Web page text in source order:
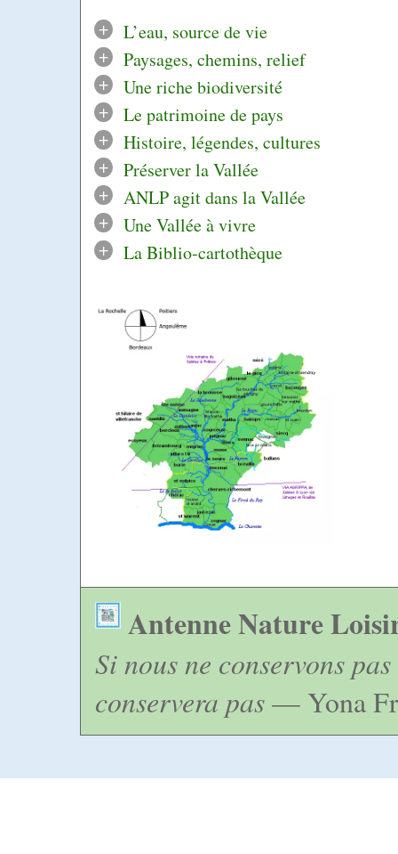
+
L’eau, source de vie
+
Paysages, chemins, relief
+
Une riche biodiversité
+
Le patrimoine de pays
+
Histoire, légendes, cultures
+
Préserver la Vallée
+
ANLP agit dans la Vallée
+
Une Vallée à vivre
+
La Biblio-cartothèque
Antenne Nature
Si nous ne conservons
conservera pas— Yona